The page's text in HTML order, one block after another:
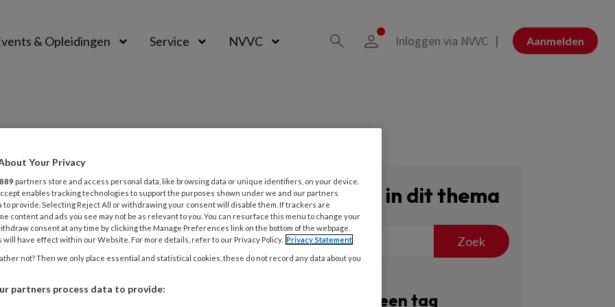
& Opleidingen Service NVVC Inloggen via NVVC Aanmelden
COMMENTARY INTERVENTIECARDIOLOGIE
als brug naar CABG
bij STEMI heeft de noodzaak tot plaatsen van
mechanisch ondersteuning device, waaronder
ballonpomp (IABP), vaak overbodig gemaakt.
Zoeken in dit thema
Zoek
Filter op een tag
Your Privacy
889 partners store and access personal data, like browsing data or unique identifiers, on your device.
enables tracking technologies to support the purposes shown under we and our partners
to provide. Selecting Reject All or withdrawing your consent will disable them. If trackers are
content and ads you see may not be as relevant to you. You can resurface this menu to change your
consent at any time by clicking the Manage Preferences link on the bottom of the webpage.
will have effect within our Website. For more details, refer to our Privacy Policy. Privacy Statement
not? Then we only place essential and statistical cookies, these do not record any data about you
partners process data to provide: